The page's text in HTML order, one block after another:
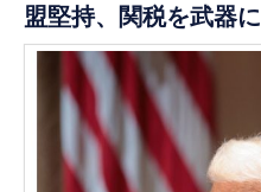
盟堅持、関税を武器に